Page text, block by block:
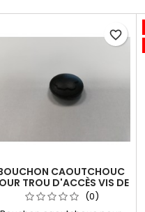
CAOUTCHOUC
TROU D'ACCÈS VIS DE
DB-KILLER (0)
favorite_border